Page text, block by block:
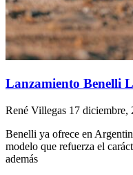
Lanzamiento Benelli
René Villegas 17 diciembre,
Benelli ya ofrece en
modelo que refuerza el
además